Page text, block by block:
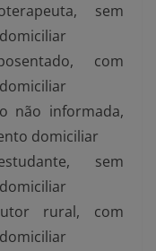
sem
com
não informada,
domiciliar
sem
rural, com